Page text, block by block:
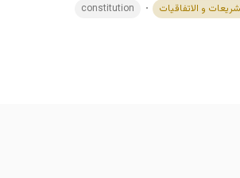
و الاتفاقيات constitution